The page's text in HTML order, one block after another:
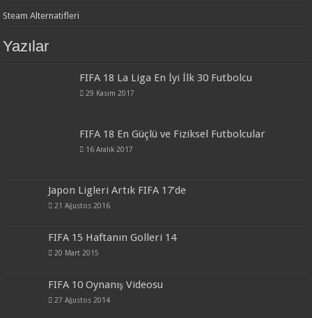
Steam Alternatifleri
Yazılar
FIFA 18 La Liga En İyi İlk 30 Futbolcu
29 Kasım 2017
FIFA 18 En Güçlü ve Fiziksel Futbolcular
16 Aralık 2017
Japon Ligleri Artık FIFA 17’de
21 Ağustos 2016
FIFA 15 Haftanın Golleri 14
20 Mart 2015
FIFA 10 Oynanış Videosu
27 Ağustos 2014